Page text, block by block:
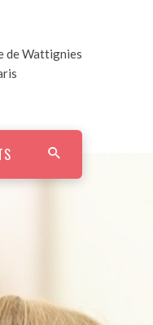
de Wattignies